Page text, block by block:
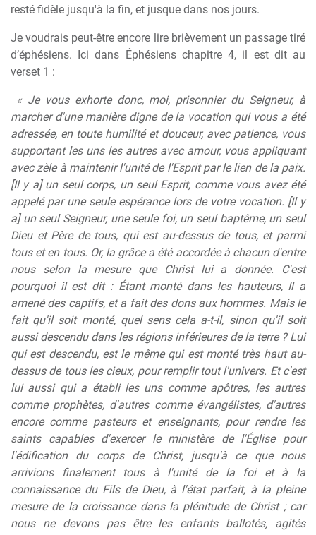
resté fidèle jusqu'à la fin, et jusque dans nos jours.
Je voudrais peut-être encore lire brièvement un passage tiré
d’éphésiens. Ici dans Éphésiens chapitre 4, il est dit au
verset 1 :
« Je vous exhorte donc, moi, prisonnier du Seigneur, à
marcher d'une manière digne de la vocation qui vous a été
adressée, en toute humilité et douceur, avec patience, vous
supportant les uns les autres avec amour, vous appliquant
avec zèle à maintenir l'unité de l'Esprit par le lien de la paix.
[Il y a] un seul corps, un seul Esprit, comme vous avez été
appelé par une seule espérance lors de votre vocation. [Il y
a] un seul Seigneur, une seule foi, un seul baptême, un seul
Dieu et Père de tous, qui est au-dessus de tous, et parmi
tous et en tous. Or, la grâce a été accordée à chacun d'entre
nous selon la mesure que Christ lui a donnée. C'est
pourquoi il est dit : Étant monté dans les hauteurs, Il a
amené des captifs, et a fait des dons aux hommes. Mais le
fait qu'il soit monté, quel sens cela a-t-il, sinon qu'il soit
aussi descendu dans les régions inférieures de la terre ? Lui
qui est descendu, est le même qui est monté très haut au-
dessus de tous les cieux, pour remplir tout l'univers. Et c'est
lui aussi qui a établi les uns comme apôtres, les autres
comme prophètes, d'autres comme évangélistes, d'autres
encore comme pasteurs et enseignants, pour rendre les
saints capables d'exercer le ministère de l'Église pour
l'édification du corps de Christ, jusqu'à ce que nous
arrivions finalement tous à l'unité de la foi et à la
connaissance du Fils de Dieu, à l'état parfait, à la pleine
mesure de la croissance dans la plénitude de Christ ; car
nous ne devons pas être les enfants ballotés, agités